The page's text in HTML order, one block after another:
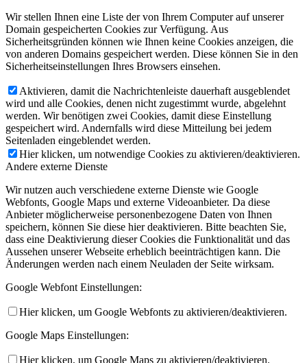
Wir stellen Ihnen eine Liste der von Ihrem Computer auf unserer
Domain gespeicherten Cookies zur Verfügung. Aus
Sicherheitsgründen können wie Ihnen keine Cookies anzeigen, die
von anderen Domains gespeichert werden. Diese können Sie in den
Sicherheitseinstellungen Ihres Browsers einsehen.
Aktivieren, damit die Nachrichtenleiste dauerhaft ausgeblendet
wird und alle Cookies, denen nicht zugestimmt wurde, abgelehnt
werden. Wir benötigen zwei Cookies, damit diese Einstellung
gespeichert wird. Andernfalls wird diese Mitteilung bei jedem
Seitenladen eingeblendet werden.
Hier klicken, um notwendige Cookies zu aktivieren/deaktivieren.
Andere externe Dienste
Wir nutzen auch verschiedene externe Dienste wie Google
Webfonts, Google Maps und externe Videoanbieter. Da diese
Anbieter möglicherweise personenbezogene Daten von Ihnen
speichern, können Sie diese hier deaktivieren. Bitte beachten Sie,
dass eine Deaktivierung dieser Cookies die Funktionalität und das
Aussehen unserer Webseite erheblich beeinträchtigen kann. Die
Änderungen werden nach einem Neuladen der Seite wirksam.
Google Webfont Einstellungen:
Hier klicken, um Google Webfonts zu aktivieren/deaktivieren.
Google Maps Einstellungen:
Hier klicken, um Google Maps zu aktivieren/deaktivieren.